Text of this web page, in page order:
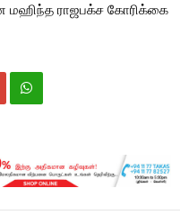
மஹிந்த ராஜபக்ச கோரிக்கை